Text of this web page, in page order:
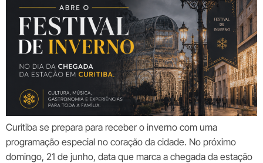
Curitiba se prepara para receber o inverno com uma
programação especial no coração da cidade. No próximo
domingo, 21 de junho, data que marca a chegada da estação